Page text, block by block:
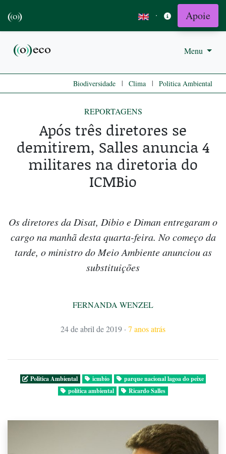
· Apoie
Menu
Biodiversidade | Clima | Politica Ambiental
REPORTAGENS
Após três diretores se
demitirem, Salles anuncia 4
militares na diretoria do
ICMBio
Os diretores da Disat, Dibio e Diman entregaram o
cargo na manhã desta quarta-feira. No começo da
tarde, o ministro do Meio Ambiente anunciou as
substituições
FERNANDA WENZEL
24 de abril de 2019 · 7 anos atrás
Politica Ambiental icmbio
parque nacional lagoa do peixe
política ambiental
Ricardo Salles